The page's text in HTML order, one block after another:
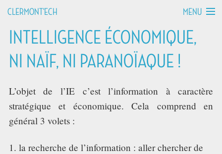
CLERMONT'ECH MENU
MANIFESTO
API HOURS
TALKS
WORKSHOPS
GROUPS
INTELLIGENCE ÉCONOMIQUE,
NI NAÏF, NI PARANOÏAQUE !
L’objet de l’IE c’est l’information à caractère
stratégique et économique. Cela comprend en
général 3 volets :
la recherche de l’information : aller chercher de